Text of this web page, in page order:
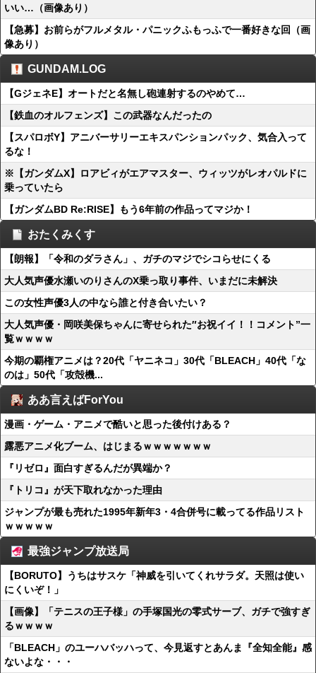
いい…（画像あり）
【急募】お前らがフルメタル・パニックふもっふで一番好きな回（画
像あり）
GUNDAM.LOG
【GジェネE】オートだと名無し砲連射するのやめて…
【鉄血のオルフェンズ】この武器なんだったの
【スパロボY】アニバーサリーエキスパンションパック、気合入って
るな！
※【ガンダムX】ロアビィがエアマスター、ウィッツがレオパルドに
乗っていたら
【ガンダムBD Re:RISE】もう6年前の作品ってマジか！
おたくみくす
【朗報】「令和のダラさん」、ガチのマジでシコらせにくる
大人気声優水瀬いのりさんのX乗っ取り事件、いまだに未解決
この女性声優3人の中なら誰と付き合いたい？
大人気声優・岡咲美保ちゃんに寄せられた″お祝イイ！！コメント”一
覧ｗｗｗｗ
今期の覇権アニメは？20代「ヤニネコ」30代「BLEACH」40代「な
のは」50代「攻殻機...
ああ言えばForYou
漫画・ゲーム・アニメで酷いと思った後付けある？
露悪アニメ化ブーム、はじまるｗｗｗｗｗｗｗ
『リゼロ』面白すぎるんだが異端か？
『トリコ』が天下取れなかった理由
ジャンプが最も売れた1995年新年3・4合併号に載ってる作品リスト
ｗｗｗｗｗ
最強ジャンプ放送局
【BORUTO】うちはサスケ「神威を引いてくれサラダ。天照は使い
にくいぞ！」
【画像】「テニスの王子様」の手塚国光の零式サーブ、ガチで強すぎ
るｗｗｗｗ
「BLEACH」のユーハバッハって、今見返すとあんま『全知全能』感
ないよな・・・